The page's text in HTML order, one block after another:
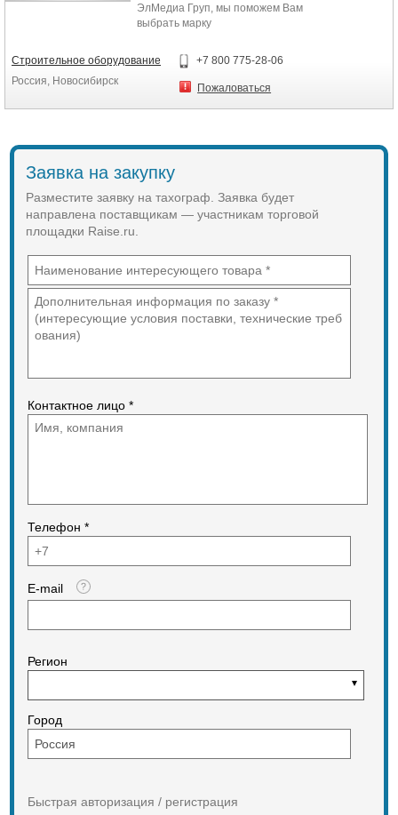
ЭлМедиа Груп, мы поможем Вам
выбрать марку
всегда в наличии. Хорошая цена и
возможность приобрести в любом
Строительное оборудование
Россия, Новосибирск
+7 800 775-28-06
Пожаловаться
Заявка на закупку
Разместите заявку на тахограф. Заявка будет
направлена поставщикам — участникам торговой
площадки Raise.ru.
Контактное лицо *
Телефон *
E-mail
Регион
Город
Быстрая авторизация / регистрация